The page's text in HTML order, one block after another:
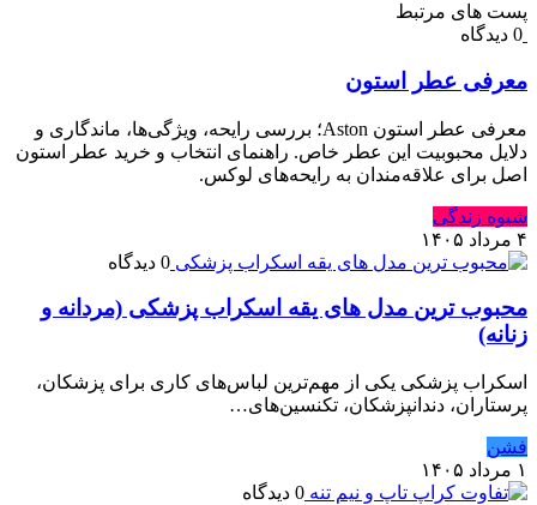
پست های مرتبط
0 دیدگاه
معرفی عطر استون
معرفی عطر استون Aston؛ بررسی رایحه، ویژگی‌ها، ماندگاری و
دلایل محبوبیت این عطر خاص. راهنمای انتخاب و خرید عطر استون
اصل برای علاقه‌مندان به رایحه‌های لوکس.
شیوه زندگی
۴ مرداد ۱۴۰۵
0 دیدگاه
محبوب ترین مدل های یقه اسکراب پزشکی (مردانه و
زنانه)
اسکراب پزشکی یکی از مهم‌ترین لباس‌های کاری برای پزشکان،
پرستاران، دندانپزشکان، تکنسین‌های…
فشن
۱ مرداد ۱۴۰۵
0 دیدگاه